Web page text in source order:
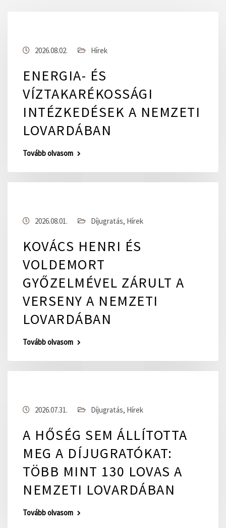
2026.08.02. Hírek
ENERGIA- ÉS
VÍZTAKARÉKOSSÁGI
INTÉZKEDÉSEK A NEMZETI
LOVARDÁBAN
Tovább olvasom
2026.08.01. Díjugratás, Hírek
KOVÁCS HENRI ÉS
VOLDEMORT
GYŐZELMÉVEL ZÁRULT A
VERSENY A NEMZETI
LOVARDÁBAN
Tovább olvasom
2026.07.31. Díjugratás, Hírek
A HŐSÉG SEM ÁLLÍTOTTA
MEG A DÍJUGRATÓKAT:
TÖBB MINT 130 LOVAS A
NEMZETI LOVARDÁBAN
Tovább olvasom